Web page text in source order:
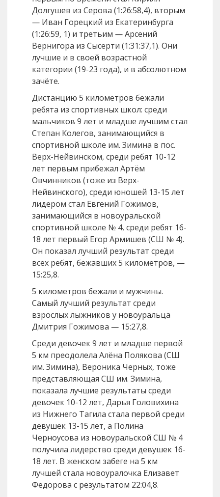
Долгушев из Серова (1:26:58,4), вторым
— Иван Горецкий из Екатеринбурга
(1:26:59, 1) и третьим — Арсений
Вернигора из Сысерти (1:31:37,1). Они
лучшие и в своей возрастной
категории (19-23 года), и в абсолютном
зачёте.
Дистанцию 5 километров бежали
ребята из спортивных школ: среди
мальчиков 9 лет и младше лучшим стал
Степан Колегов, занимающийся в
спортивной школе им. Зимина в пос.
Верх-Нейвинском, среди ребят 10-12
лет первым прибежал Артём
Овчинников (тоже из Верх-
Нейвинского), среди юношей 13-15 лет
лидером стал Евгений Гожимов,
занимающийся в новоуральской
спортивной школе № 4, среди ребят 16-
18 лет первый Егор Армишев (СШ № 4).
Он показал лучший результат среди
всех ребят, бежавших 5 километров, —
15:25,8.
5 километров бежали и мужчины.
Самый лучший результат среди
взрослых лыжников у новоуральца
Дмитрия Гожимова — 15:27,8.
Среди девочек 9 лет и младше первой
5 км преодолела Алёна Полякова (СШ
им. Зимина), Вероника Черных, тоже
представляющая СШ им. Зимина,
показала лучшие результаты среди
девочек 10-12 лет, Дарья Головихина
из Нижнего Тагила стала первой среди
девушек 13-15 лет, а Полина
Черноусова из новоуральской СШ № 4
получила лидерство среди девушек 16-
18 лет. В женском забеге на 5 км
лучшей стала новоуралочка Елизавет
Федорова с результатом 22:04,8.